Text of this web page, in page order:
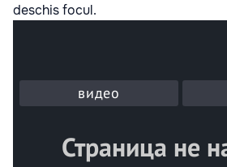
deschis focul.